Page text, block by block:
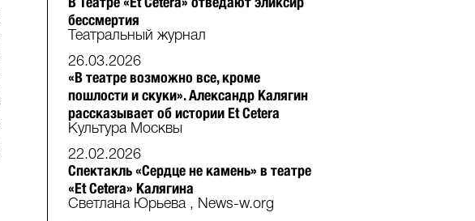
бессмертия
Театральный журнал
26.03.2026
«В театре возможно все, кроме
пошлости и скуки». Александр Калягин
рассказывает об истории Et Cetera
Культура Москвы
22.02.2026
Спектакль «Сердце не камень» в театре
«Et Cetera» Калягина
Светлана Юрьева , News-w.org